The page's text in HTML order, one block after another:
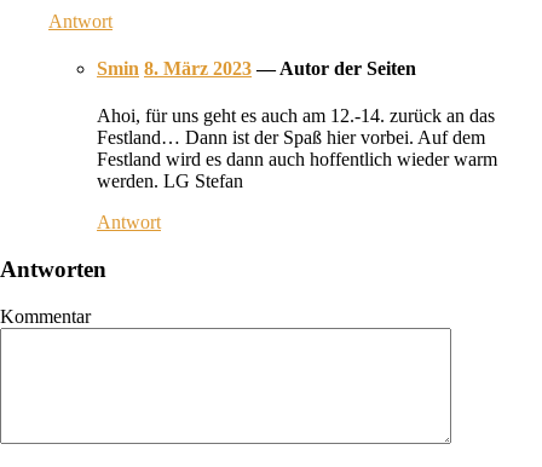
Antwort
Smin 8. März 2023— Autor der Seiten
Ahoi, für uns geht es auch am 12.-14. zurück an das
Festland… Dann ist der Spaß hier vorbei. Auf dem
Festland wird es dann auch hoffentlich wieder warm
werden. LG Stefan
Antwort
Antworten
Kommentar